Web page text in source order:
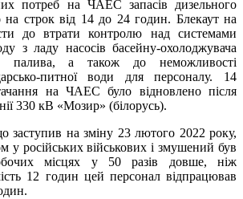
потреб на ЧАЕС запасів дизельного
на строк від 14 до 24 годин. Блекаут на
до втрати контролю над системами
з ладу насосів басейну-охолоджувача
палива, а також до неможливості
питної води для персоналу. 14
на ЧАЕС було відновлено після
330 кВ «Мозир» (білорусь).
заступив на зміну 23 лютого 2022 року,
у російських військових і змушений був
місцях у 50 разів довше, ніж
12 годин цей персонал відпрацював